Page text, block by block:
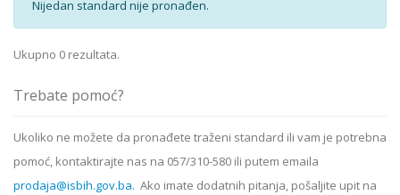
Nijedan standard nije pronađen.
Ukupno 0 rezultata.
Trebate pomoć?
Ukoliko ne možete da pronađete traženi standard ili vam je potrebna
pomoć, kontaktirajte nas na 057/310-580 ili putem emaila
prodaja@isbih.gov.ba. Ako imate dodatnih pitanja, pošaljite upit na